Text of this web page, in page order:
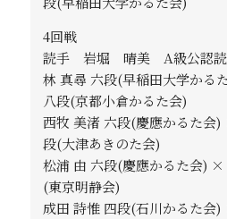
4回戦
読手 岩堀 晴美 A級公認
林 真尋 六段(早稲田大学か
八段(京都小倉かるた会)
西牧 美渚 六段(慶應かるた
段(大津あきのた会)
松浦 由 六段(慶應かるた会)
(東京明静会)
成田 詩惟 四段(石川かるた